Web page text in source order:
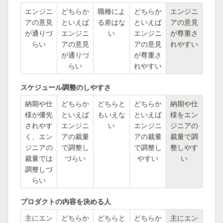
エンジニ
アの意見
が通りづ
らい
どちらか
といえば
エンジニ
アの意見
が通りづ
らい
職種によ
る差はな
い
どちらか
といえば
エンジニ
アの意見
が尊重さ
れやすい
エンジニ
アの意見
が尊重さ
れやすい
スケジュール調整のしやすさ
納期や仕
様が優先
されやす
く、エン
ジニアの
裁量では
調整しづ
らい
どちらか
といえば
エンジニ
アの裁量
で調整し
づらい
どちらと
もいえな
い
どちらか
といえば
エンジニ
アの裁量
で調整し
やすい
納期や仕
様をエン
ジニアの
裁量で調
整しやす
い
プロダクトの内容を決める人
主にエン
どちらか
どちらと
どちらか
主にエン